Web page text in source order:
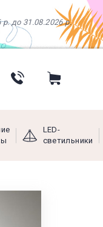
до 31.08.2026 р.
77-66
LED-
светильники